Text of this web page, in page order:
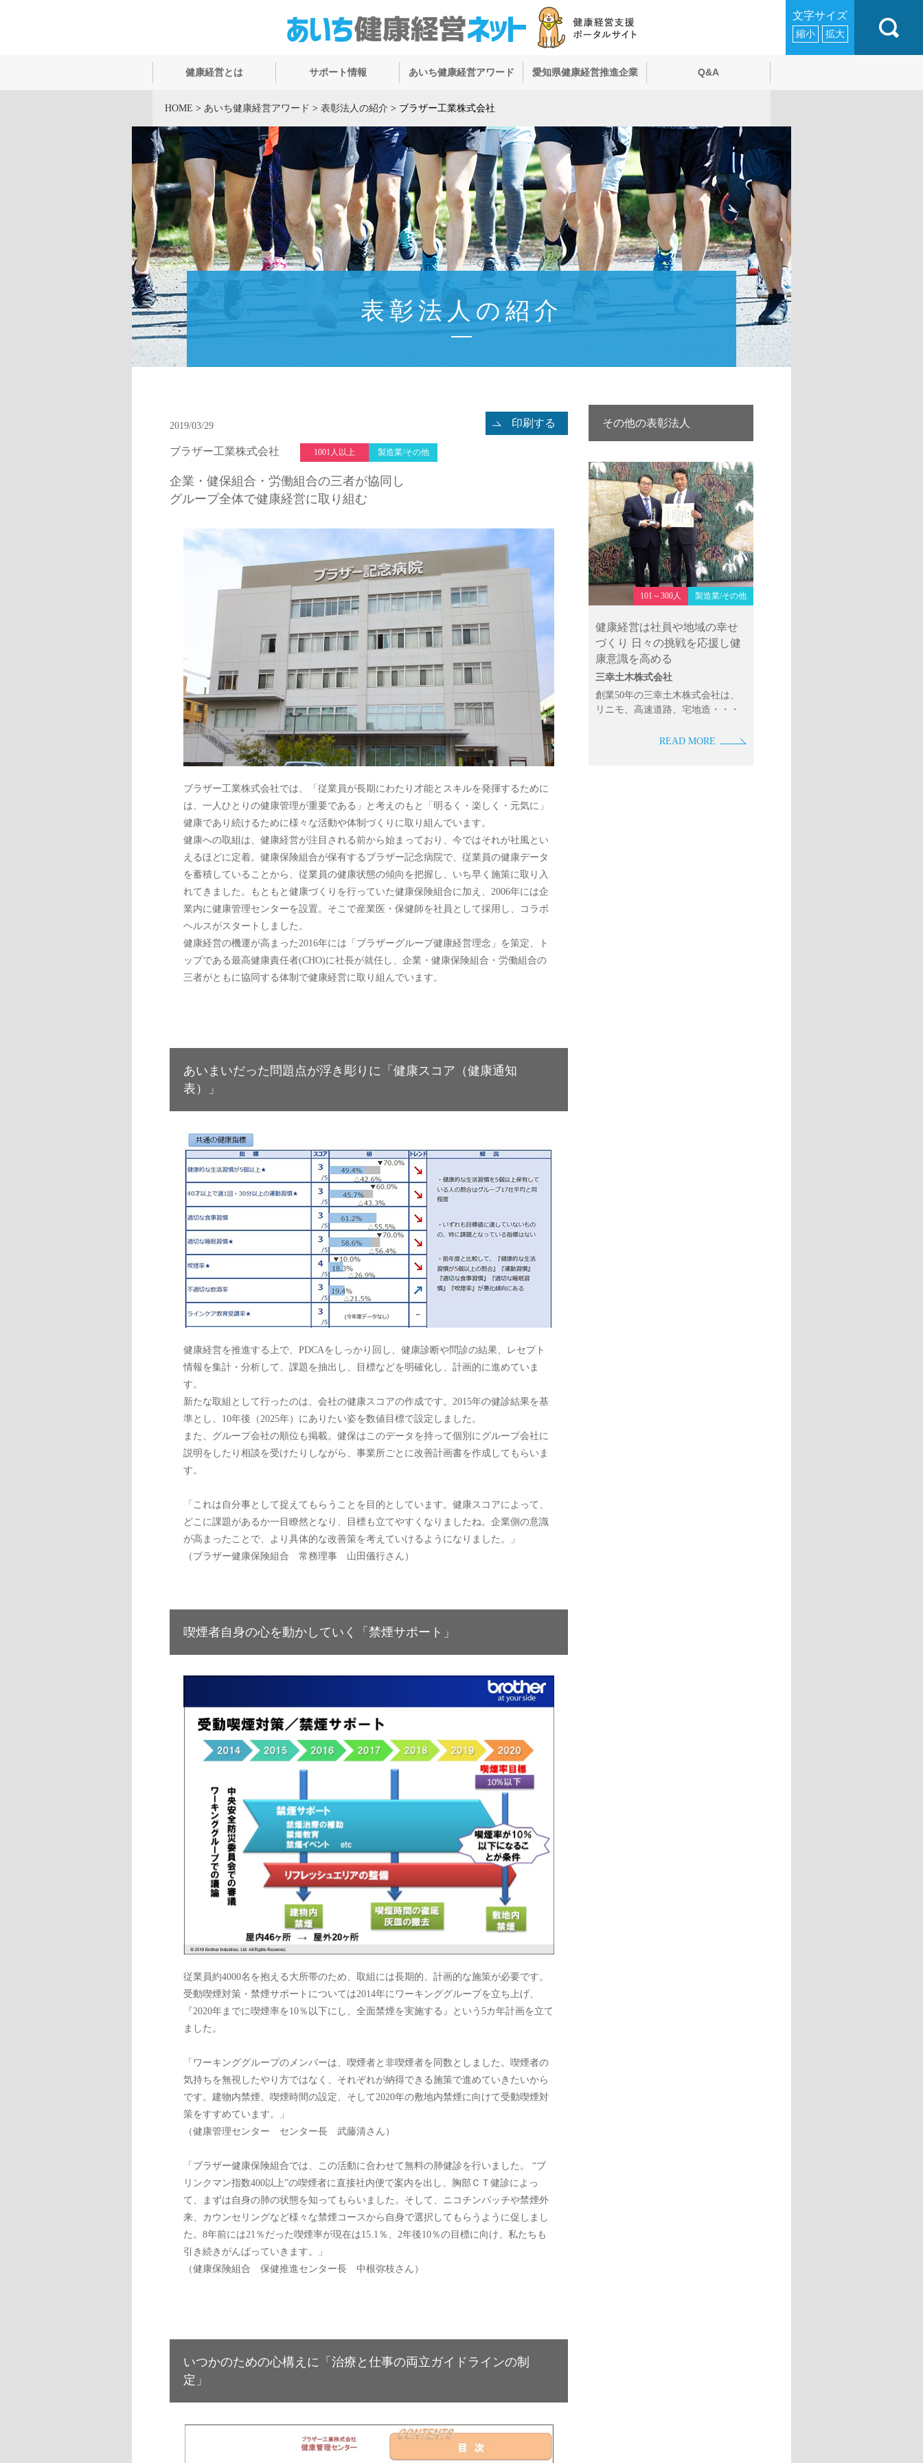
文字サイズ
縮小 拡大
健康経営とは サポート情報 あいち健康経営アワード 愛知県健康経営推進企業 Q&A
HOME > あいち健康経営アワード > 表彰法人の紹介 > ブラザー工業株式会社
表彰法人の紹介
印刷する
2019/03/29
ブラザー工業株式会社 1001人以上 製造業/その他
企業・健保組合・労働組合の三者が協同し
グループ全体で健康経営に取り組む
ブラザー工業株式会社では、「従業員が長期にわたり才能とスキルを発揮するために
は、一人ひとりの健康管理が重要である」と考えのもと「明るく・楽しく・元気に」
健康であり続けるために様々な活動や体制づくりに取り組んでいます。
健康への取組は、健康経営が注目される前から始まっており、今ではそれが社風とい
えるほどに定着。健康保険組合が保有するブラザー記念病院で、従業員の健康データ
を蓄積していることから、従業員の健康状態の傾向を把握し、いち早く施策に取り入
れてきました。もともと健康づくりを行っていた健康保険組合に加え、2006年には企
業内に健康管理センターを設置。そこで産業医・保健師を社員として採用し、コラボ
ヘルスがスタートしました。
健康経営の機運が高まった2016年には「ブラザーグループ健康経営理念」を策定、ト
ップである最高健康責任者(CHO)に社長が就任し、企業・健康保険組合・労働組合の
三者がともに協同する体制で健康経営に取り組んでいます。
あいまいだった問題点が浮き彫りに「健康スコア（健康通知
表）」
健康経営を推進する上で、PDCAをしっかり回し、健康診断や問診の結果、レセプト
情報を集計・分析して、課題を抽出し、目標などを明確化し、計画的に進めていま
す。
新たな取組として行ったのは、会社の健康スコアの作成です。2015年の健診結果を基
準とし、10年後（2025年）にありたい姿を数値目標で設定しました。
また、グループ会社の順位も掲載。健保はこのデータを持って個別にグループ会社に
説明をしたり相談を受けたりしながら、事業所ごとに改善計画書を作成してもらいま
す。
「これは自分事として捉えてもらうことを目的としています。健康スコアによって、
どこに課題があるか一目瞭然となり、目標も立てやすくなりましたね。企業側の意識
が高まったことで、より具体的な改善策を考えていけるようになりました。」
（ブラザー健康保険組合 常務理事 山田儀行さん）
喫煙者自身の心を動かしていく「禁煙サポート」
従業員約4000名を抱える大所帯のため、取組には長期的、計画的な施策が必要です。
受動喫煙対策・禁煙サポートについては2014年にワーキンググループを立ち上げ、
『2020年までに喫煙率を10％以下にし、全面禁煙を実施する』という5カ年計画を立て
ました。
「ワーキンググループのメンバーは、喫煙者と非喫煙者を同数としました。喫煙者の
気持ちを無視したやり方ではなく、それぞれが納得できる施策で進めていきたいから
です。建物内禁煙、喫煙時間の設定、そして2020年の敷地内禁煙に向けて受動喫煙対
策をすすめています。」
（健康管理センター センター長 武藤清さん）
「ブラザー健康保険組合では、この活動に合わせて無料の肺健診を行いました。 “ブ
リンクマン指数400以上”の喫煙者に直接社内便で案内を出し、胸部ＣＴ健診によっ
て、まずは自身の肺の状態を知ってもらいました。そして、ニコチンパッチや禁煙外
来、カウンセリングなど様々な禁煙コースから自身で選択してもらうように促しまし
た。8年前には21％だった喫煙率が現在は15.1％、2年後10％の目標に向け、私たちも
引き続きがんばっていきます。」
（健康保険組合 保健推進センター長 中根弥枝さん）
いつかのための心構えに「治療と仕事の両立ガイドラインの制
定」
その他の表彰法人
101～300人 製造業/その他
健康経営は社員や地域の幸せ
づくり 日々の挑戦を応援し健
康意識を高める
三幸土木株式会社
創業50年の三幸土木株式会社は、
リニモ、高速道路、宅地造・・・
READ MORE